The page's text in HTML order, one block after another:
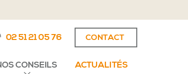
02 51 21 05 76 CONTACT
CONSEILS ACTUALITÉS